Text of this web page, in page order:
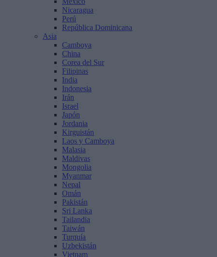
Nicaragua
Perú
República Dominicana
Asia
Camboya
China
Corea del Sur
Filipinas
India
Indonesia
Irán
Israel
Japón
Jordania
Kirguistán
Laos y Camboya
Malasia
Maldivas
Mongolia
Myanmar
Nepal
Omán
Pakistán
Sri Lanka
Tailandia
Taiwán
Turquía
Uzbekistán
Vietnam